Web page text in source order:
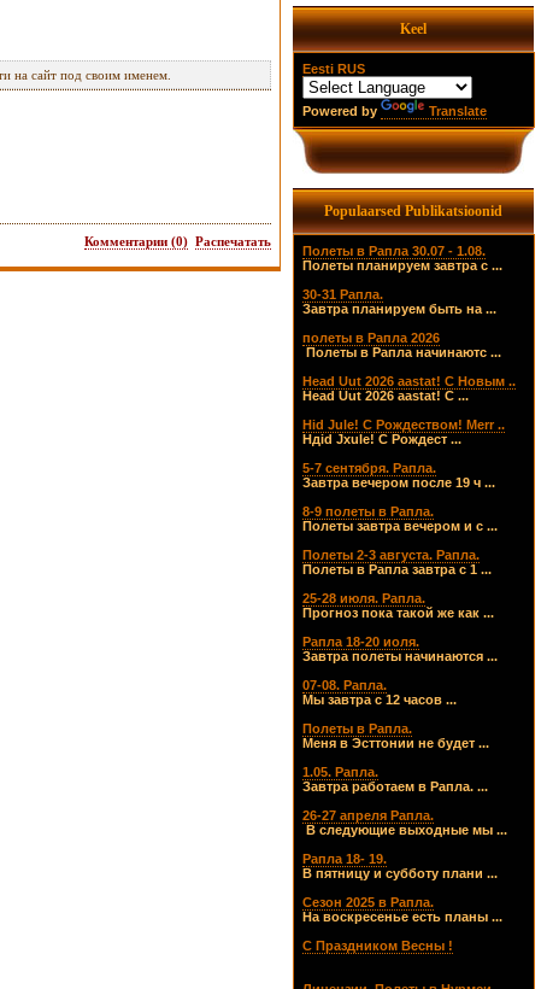
на сайт под своим именем.
Комментарии (0) Распечатать
Keel
Eesti RUS
Powered by Translate
Populaarsed Publikatsioonid
Полеты в Рапла 30.07 - 1.08.
Полеты планируем завтра с ...
30-31 Рапла.
Завтра планируем быть на ...
полеты в Рапла 2026
Полеты в Рапла начинаютс ...
Head Uut 2026 aastat! С Новым ..
Head Uut 2026 aastat! С ...
Hid Jule! С Рождеством! Merr ..
Hдid Jхule! С Рождест ...
5-7 сентября. Рапла.
Завтра вечером после 19 ч ...
8-9 полеты в Рапла.
Полеты завтра вечером и с ...
Полеты 2-3 августа. Рапла.
Полеты в Рапла завтра с 1 ...
25-28 июля. Рапла.
Прогноз пока такой же как ...
Рапла 18-20 иоля.
Завтра полеты начинаются ...
07-08. Рапла.
Мы завтра с 12 часов ...
Полеты в Рапла.
Меня в Эсттонии не будет ...
1.05. Рапла.
Завтра работаем в Рапла. ...
26-27 апреля Рапла.
В следующие выходные мы ...
Рапла 18- 19.
В пятницу и субботу плани ...
Сезон 2025 в Рапла.
На воскресенье есть планы ...
С Праздником Весны !